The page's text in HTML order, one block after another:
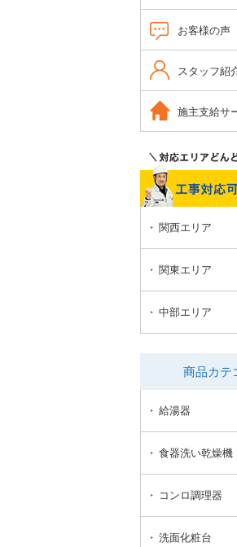
お客様の声
スタッフ紹
施主支給サ
関西エリア
関東エリア
中部エリア
商品カテ
給湯器
食器洗い乾燥機
コンロ調理器
洗面化粧台